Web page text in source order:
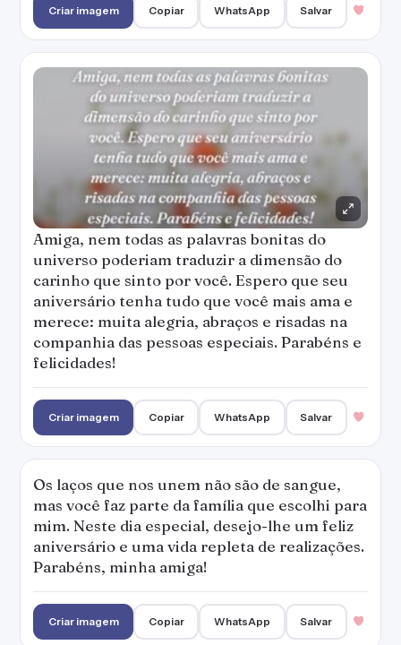
Criar imagem Copiar WhatsApp Salvar
Amiga, nem todas as palavras bonitas do
universo poderiam traduzir a dimensão do
carinho que sinto por você. Espero que seu
aniversário tenha tudo que você mais ama e
merece: muita alegria, abraços e risadas na
companhia das pessoas especiais. Parabéns e
felicidades!
Criar imagem Copiar WhatsApp Salvar
Os laços que nos unem não são de sangue,
mas você faz parte da família que escolhi para
mim. Neste dia especial, desejo-lhe um feliz
aniversário e uma vida repleta de realizações.
Parabéns, minha amiga!
Criar imagem Copiar WhatsApp Salvar